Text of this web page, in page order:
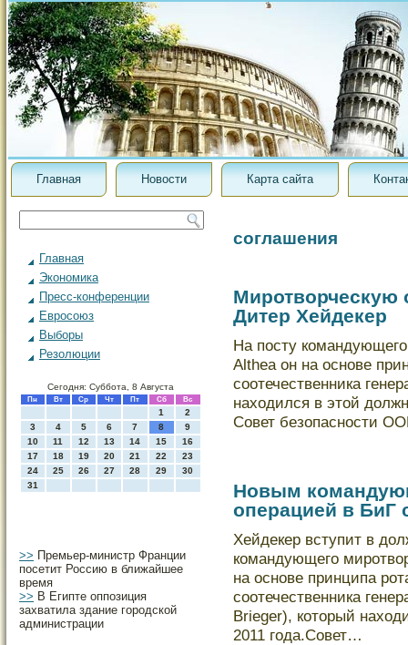
Главная Новости Карта сайта
Главная
Экономика
Пресс-конференции
Евросоюз
Выборы
Резолюции
Сегодня: Суббота, 8 Августа
Пн Вт Ср Чт Пт Сб Вс
1
2
3
4 5 6 7 8
9
10
11 12 13 14 15
16
17
18 19 20 21 22
23
24
25 26 27 28 29
30
31
>> Премьер-министр Франции
посетит Россию в ближайшее
время
>> В Египте оппозиция
захватила здание городской
администрации
соглашения
Миротворческую
Дитер Хейдекер
На посту
Althea он на основе
соотечественника
находился в этой
Совет безопасности
Новым
операцией в БиГ
Хейдекер вступит в
командующего
на основе принципа
соотечественника
Brieger), который
2011 года.Совет…